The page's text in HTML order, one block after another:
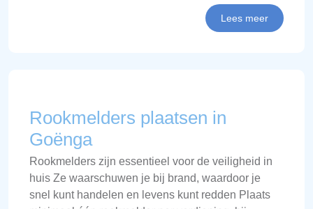
Lees meer
Rookmelders plaatsen in
Goënga
Rookmelders zijn essentieel voor de veiligheid in
huis Ze waarschuwen je bij brand, waardoor je
snel kunt handelen en levens kunt redden Plaats